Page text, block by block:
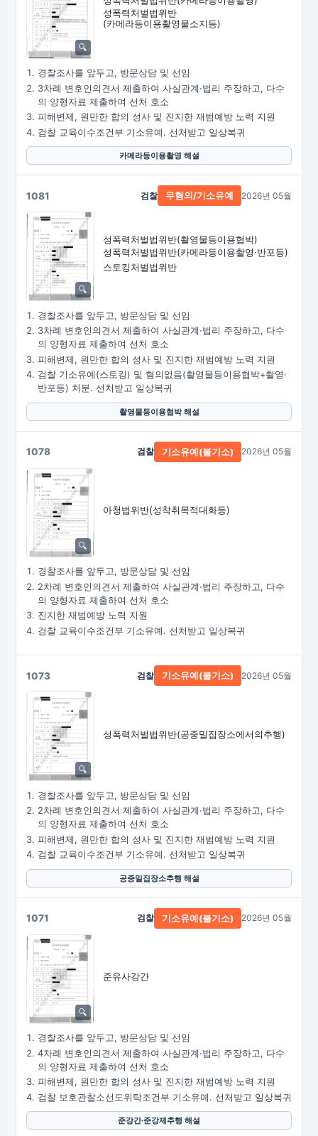
성폭력처벌법위반
(카메라등이용촬영물소지등)
경찰조사를 앞두고, 방문상담 및 선임
3차례 변호인의견서 제출하여 사실관계·법리 주장하고, 다수
의 양형자료 제출하여 선처 호소
피해변제, 원만한 합의 성사 및 진지한 재범예방 노력 지원
검찰 교육이수조건부 기소유예. 선처받고 일상복귀
카메라등이용촬영 해설
1081
성폭력처벌법위반(촬영물등이용협박)
성폭력처벌법위반(카메라등이용촬영·반포등)
스토킹처벌법위반
검찰 무혐의/기소유예 2026년 05월
경찰조사를 앞두고, 방문상담 및 선임
3차례 변호인의견서 제출하여 사실관계·법리 주장하고, 다수
의 양형자료 제출하여 선처 호소
피해변제, 원만한 합의 성사 및 진지한 재범예방 노력 지원
검찰 기소유예(스토킹) 및 혐의없음(촬영물등이용협박+촬영·
반포등) 처분. 선처받고 일상복귀
촬영물등이용협박 해설
1078
아청법위반(성착취목적대화등)
검찰 기소유예(불기소) 2026년 05월
경찰조사를 앞두고, 방문상담 및 선임
2차례 변호인의견서 제출하여 사실관계·법리 주장하고, 다수
의 양형자료 제출하여 선처 호소
진지한 재범예방 노력 지원
검찰 교육이수조건부 기소유예. 선처받고 일상복귀
1073
성폭력처벌법위반(공중밀집장소에서의추행)
검찰 기소유예(불기소) 2026년 05월
경찰조사를 앞두고, 방문상담 및 선임
2차례 변호인의견서 제출하여 사실관계·법리 주장하고, 다수
의 양형자료 제출하여 선처 호소
피해변제, 원만한 합의 성사 및 진지한 재범예방 노력 지원
검찰 교육이수조건부 기소유예. 선처받고 일상복귀
공중밀집장소추행 해설
1071
준유사강간
검찰 기소유예(불기소) 2026년 05월
경찰조사를 앞두고, 방문상담 및 선임
4차례 변호인의견서 제출하여 사실관계·법리 주장하고, 다수
의 양형자료 제출하여 선처 호소
피해변제, 원만한 합의 성사 및 진지한 재범예방 노력 지원
검찰 보호관찰소선도위탁조건부 기소유예. 선처받고 일상복귀
준강간·준강제추행 해설